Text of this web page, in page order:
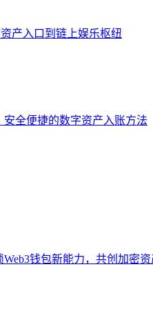
产入口到链上娱乐枢纽
安全便捷的数字资产入账方法
Web3钱包新能力，共创加密